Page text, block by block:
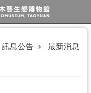
訊息公告 最新消息